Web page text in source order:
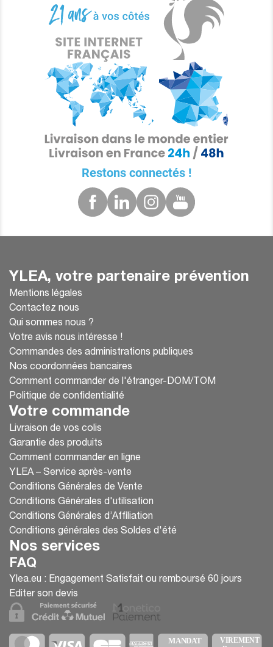
Restons connectés !
YLEA, votre partenaire prévention
Mentions légales
Contactez nous
Qui sommes nous ?
Votre avis nous intéresse !
Commandes des administrations publiques
Nos coordonnées bancaires
Comment commander de l'étranger-DOM/TOM
Politique de confidentialité
Votre commande
Livraison de vos colis
Garantie des produits
Comment commander en ligne
YLEA – Service après-vente
Conditions Générales de Vente
Conditions Générales d'utilisation
Conditions Générales d’Affiliation
Conditions générales des Soldes d'été
Nos services
FAQ
Ylea.eu : Engagement Satisfait ou remboursé 60 jours
Editer son devis